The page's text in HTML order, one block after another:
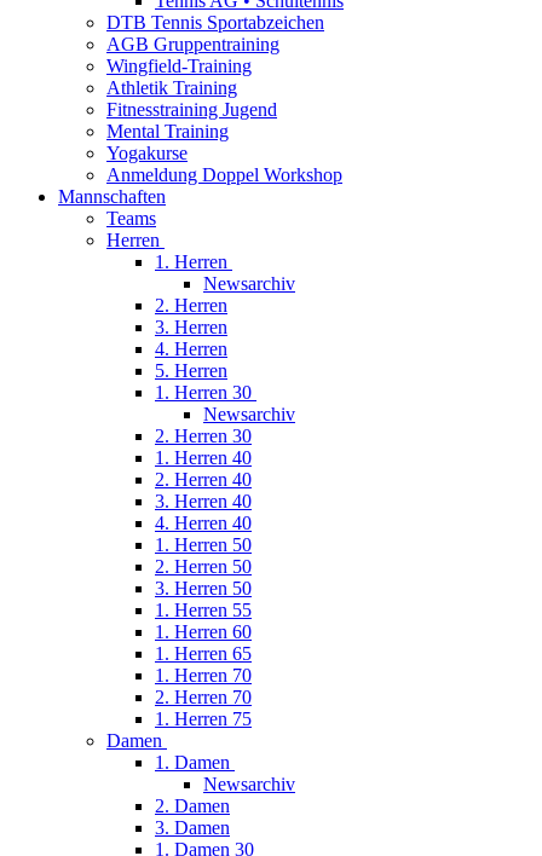
DTB Tennis Sportabzeichen
AGB Gruppentraining
Wingfield-Training
Athletik Training
Fitnesstraining Jugend
Mental Training
Yogakurse
Anmeldung Doppel Workshop
Mannschaften
Teams
Herren
1. Herren
Newsarchiv
2. Herren
3. Herren
4. Herren
5. Herren
1. Herren 30
Newsarchiv
2. Herren 30
1. Herren 40
2. Herren 40
3. Herren 40
4. Herren 40
1. Herren 50
2. Herren 50
3. Herren 50
1. Herren 55
1. Herren 60
1. Herren 65
1. Herren 70
2. Herren 70
1. Herren 75
Damen
1. Damen
Newsarchiv
2. Damen
3. Damen
1. Damen 30